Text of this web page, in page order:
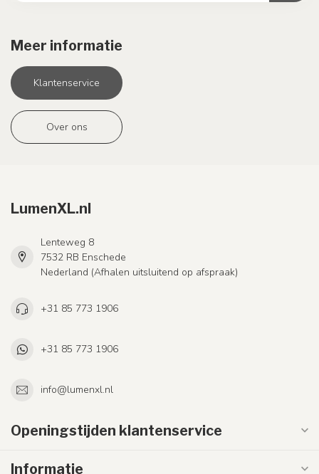
Meer informatie
Klantenservice
Over ons
LumenXL.nl
Lenteweg 8
7532 RB Enschede
Nederland (Afhalen uitsluitend op afspraak)
+31 85 773 1906
+31 85 773 1906
info@lumenxl.nl
Openingstijden klantenservice
Informatie